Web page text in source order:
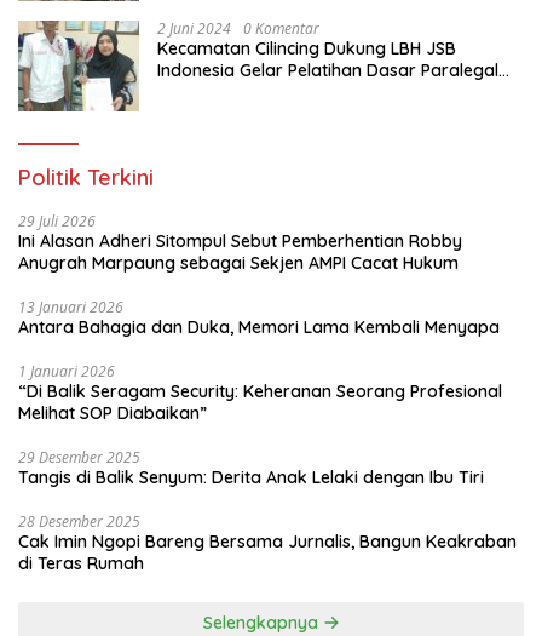
2 Juni 2024 0 Komentar
Kecamatan Cilincing Dukung LBH JSB
Indonesia Gelar Pelatihan Dasar Paralegal
Politik Terkini
29 Juli 2026
Ini Alasan Adheri Sitompul Sebut Pemberhentian Robby
Anugrah Marpaung sebagai Sekjen AMPI Cacat Hukum
13 Januari 2026
Antara Bahagia dan Duka, Memori Lama Kembali Menyapa
1 Januari 2026
“Di Balik Seragam Security: Keheranan Seorang Profesional
Melihat SOP Diabaikan”
29 Desember 2025
Tangis di Balik Senyum: Derita Anak Lelaki dengan Ibu Tiri
28 Desember 2025
Cak Imin Ngopi Bareng Bersama Jurnalis, Bangun Keakraban
di Teras Rumah
Selengkapnya